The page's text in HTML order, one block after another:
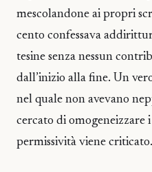
mescolandone ai propri
cento confessava
tesine senza nessun
dall’inizio alla fine. Un
nel quale non avevano
cercato di omogeneizzare i
permissività viene criticato.